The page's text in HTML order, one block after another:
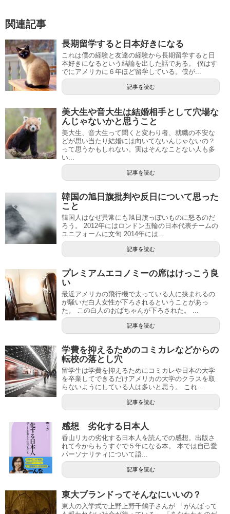
関連記事
長期留学すると日本好きになる
これは僕の経験と友達の経験から長期留学すると日
本好きになるという結論を出した話である。 僕はす
でにアメリカに６年ほど留学している。僕が...
記事を読む
美大生や音大生は結婚相手として穴場な
んじゃないかと思うこと
美大生、音大生って聞くと変わり者、就職の不安な
どが思い当たり結婚には向いてないんじゃないの？
って思うかもしれない。実はそんなことない人も多
い...
記事を読む
韓国の旭日旗批判や反日について思った
こと
韓国人はなぜ異常にも旭日旗っぽいものに怒るのだ
ろう。 2012年にはロンドン五輪の日本代表チームの
ユニフォームに文句 2014年には...
記事を読む
プレミアムエコノミーの席はけっこう良
い
最近アメリカの飛行機で太っている人に挟まれるの
が騒いだ白人女性が下ろされるということがあっ
た。 この白人のおばちゃんが下ろされた。 ...
記事を読む
学費を抑えるためのコミカレなどからの
転校の落とし穴
留学生は学費を抑えるためにコミカレや日本の大学
を卒業してできるだけアメリカの大学のクラスを取
らないようにしている人は多いと思う。 これ...
記事を読む
感想 劣化する日本人
香山リカの劣化する日本人を読んでの感想。出版さ
れて今からもうすぐで５年になる本。 本では自己愛
パーソナリティについて語...
記事を読む
東大ブランドってそんなにいいの？
東大の入学式で上野上野千鶴子さんが 「がんばって